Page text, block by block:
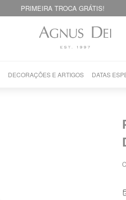
DECORAÇÕES E ARTIGOS DATAS